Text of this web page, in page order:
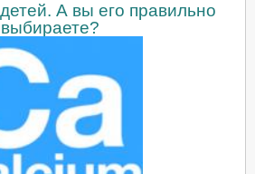
А вы его правильно
выбираете?